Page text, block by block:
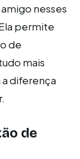
nesses
permite
de
mais
diferença
de